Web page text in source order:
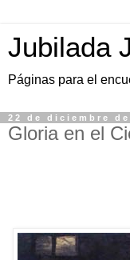
Jubilada
Páginas para el
22 de diciembre de
Gloria en el